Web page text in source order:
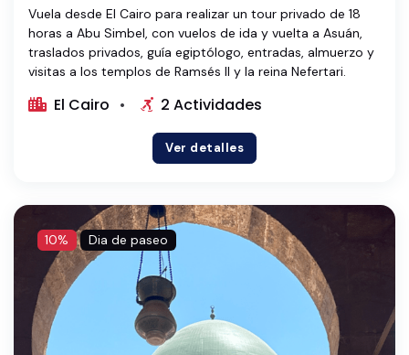
Vuela desde El Cairo para realizar un tour privado de 18
horas a Abu Simbel, con vuelos de ida y vuelta a Asuán,
traslados privados, guía egiptólogo, entradas, almuerzo y
visitas a los templos de Ramsés II y la reina Nefertari.
El Cairo 2 Actividades
Ver detalles
10% Dia de paseo